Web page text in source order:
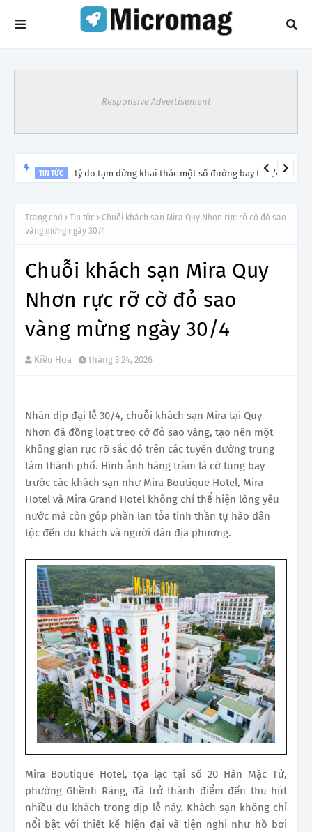
Responsive Advertisement
TIN TỨC Lý do tạm dừng khai thác một số đường bay từ 1/4
Trang chủ Tin tức
Chuỗi khách sạn Mira Quy Nhơn rực rỡ cờ đỏ sao
vàng mừng ngày 30/4
Chuỗi khách sạn Mira Quy
Nhơn rực rỡ cờ đỏ sao
vàng mừng ngày 30/4
Kiều Hoa tháng 3 24, 2026
Nhân dịp đại lễ 30/4, chuỗi khách sạn Mira tại Quy
Nhơn đã đồng loạt treo cờ đỏ sao vàng, tạo nên một
không gian rực rỡ sắc đỏ trên các tuyến đường trung
tâm thành phố. Hình ảnh hàng trăm lá cờ tung bay
trước các khách sạn như Mira Boutique Hotel, Mira
Hotel và Mira Grand Hotel không chỉ thể hiện lòng yêu
nước mà còn góp phần lan tỏa tinh thần tự hào dân
tộc đến du khách và người dân địa phương.
Mira Boutique Hotel, tọa lạc tại số 20 Hàn Mặc Tử,
phường Ghềnh Ráng, đã trở thành điểm đến thu hút
nhiều du khách trong dịp lễ này. Khách sạn không chỉ
nổi bật với thiết kế hiện đại và tiện nghi như hồ bơi